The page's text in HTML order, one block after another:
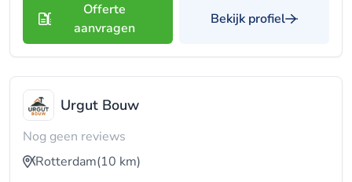
Offerte
aanvragen
Bekijk profiel
Urgut Bouw
Nog geen reviews
Rotterdam(10 km)